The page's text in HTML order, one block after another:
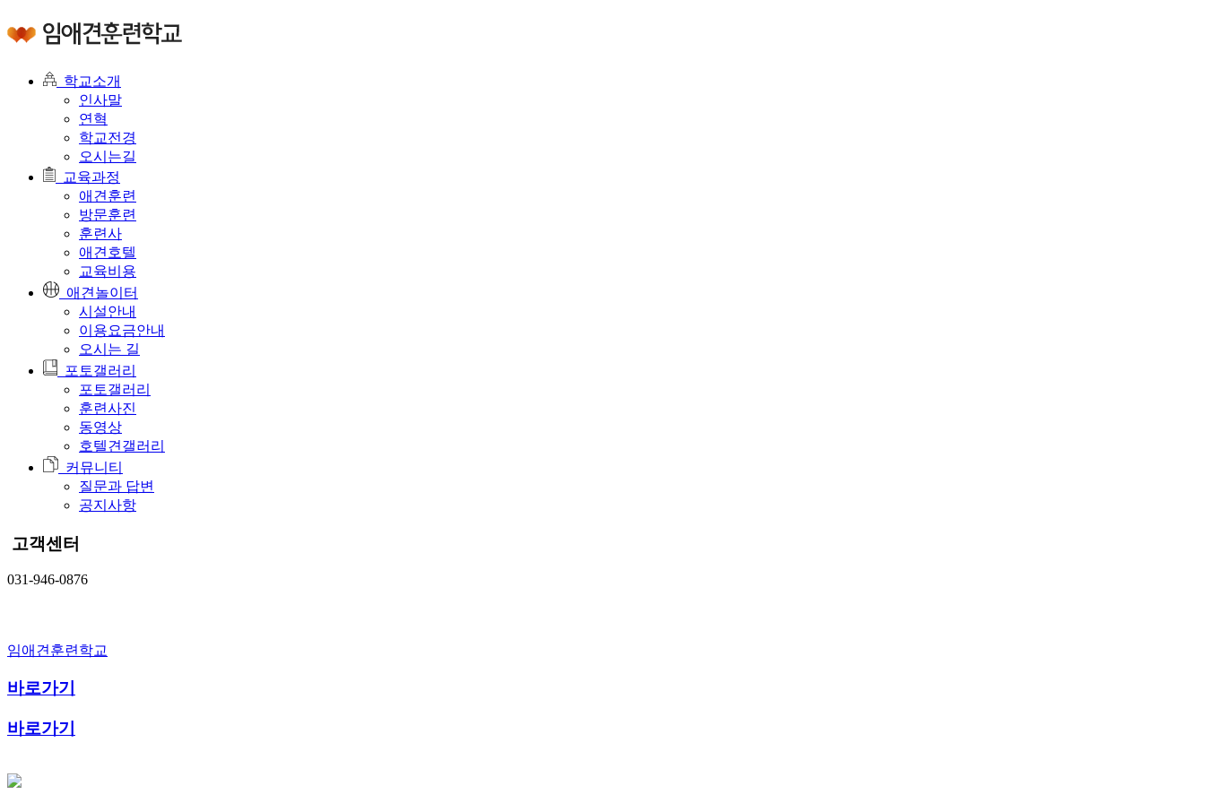
학교소개
인사말
연혁
학교전경
오시는길
교육과정
애견훈련
방문훈련
훈련사
애견호텔
교육비용
애견놀이터
시설안내
이용요금안내
오시는 길
포토갤러리
포토갤러리
훈련사진
동영상
호텔견갤러리
커뮤니티
질문과 답변
공지사항
고객센터
031-946-0876
임애견훈련학교
바로가기
바로가기